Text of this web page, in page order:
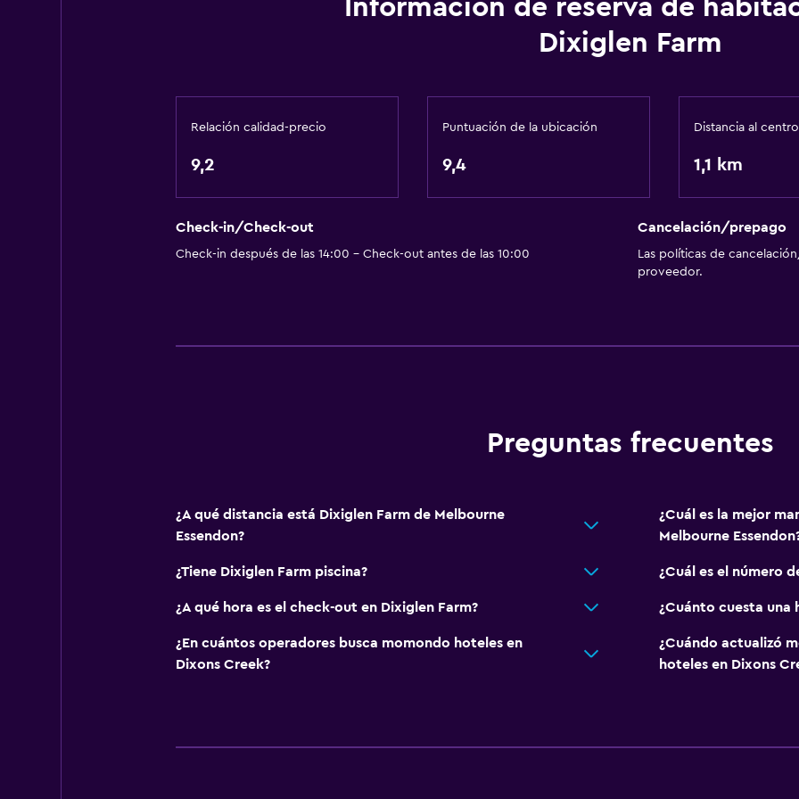
Aseo
Papel higiénico
Cepillo de dientes
Baño privado
Chimenea
Habitaciones
Alfombrado
Piso de mosaico/
Áreas designadas para
Estacionamiento y transporte
Estacionamiento privado
Servicio de traslado (cargo adicional)
Aire libre
Jardín
Enchufe cerca de la cama
Desayuno en la
Información de reserva de
Dixiglen Farm
Relación calidad-precio
9,2
Puntuación de la ubicación
9,4
Distancia al centro
1,1 km
Check-in/Check-out
Check-in después de las 14:00 - Check-out antes de las 10:00
Cancelación/prepago
Las políticas de
proveedor.
Preguntas frecuentes
¿A qué distancia está Dixiglen Farm de Melbourne
Essendon?
¿Cuál es la mejor
Melbourne
¿Tiene Dixiglen Farm piscina? ¿Cuál es el número
¿A qué hora es el check-out en Dixiglen Farm? ¿Cuánto cuesta una
¿En cuántos operadores busca momondo hoteles en
Dixons Creek?
¿Cuándo actualizó
hoteles en Dixons